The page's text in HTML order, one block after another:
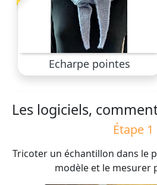
Echarpe pointes
Les logiciels,
Étape 1
Tricoter un échantillon dans le
modèle et le mesurer